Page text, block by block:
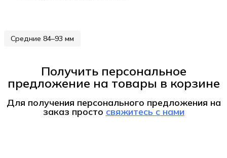
Средние 84–93 мм
Получить персональное
предложение на товары в корзине
Для получения персонального предложения на
заказ просто свяжитесь с нами